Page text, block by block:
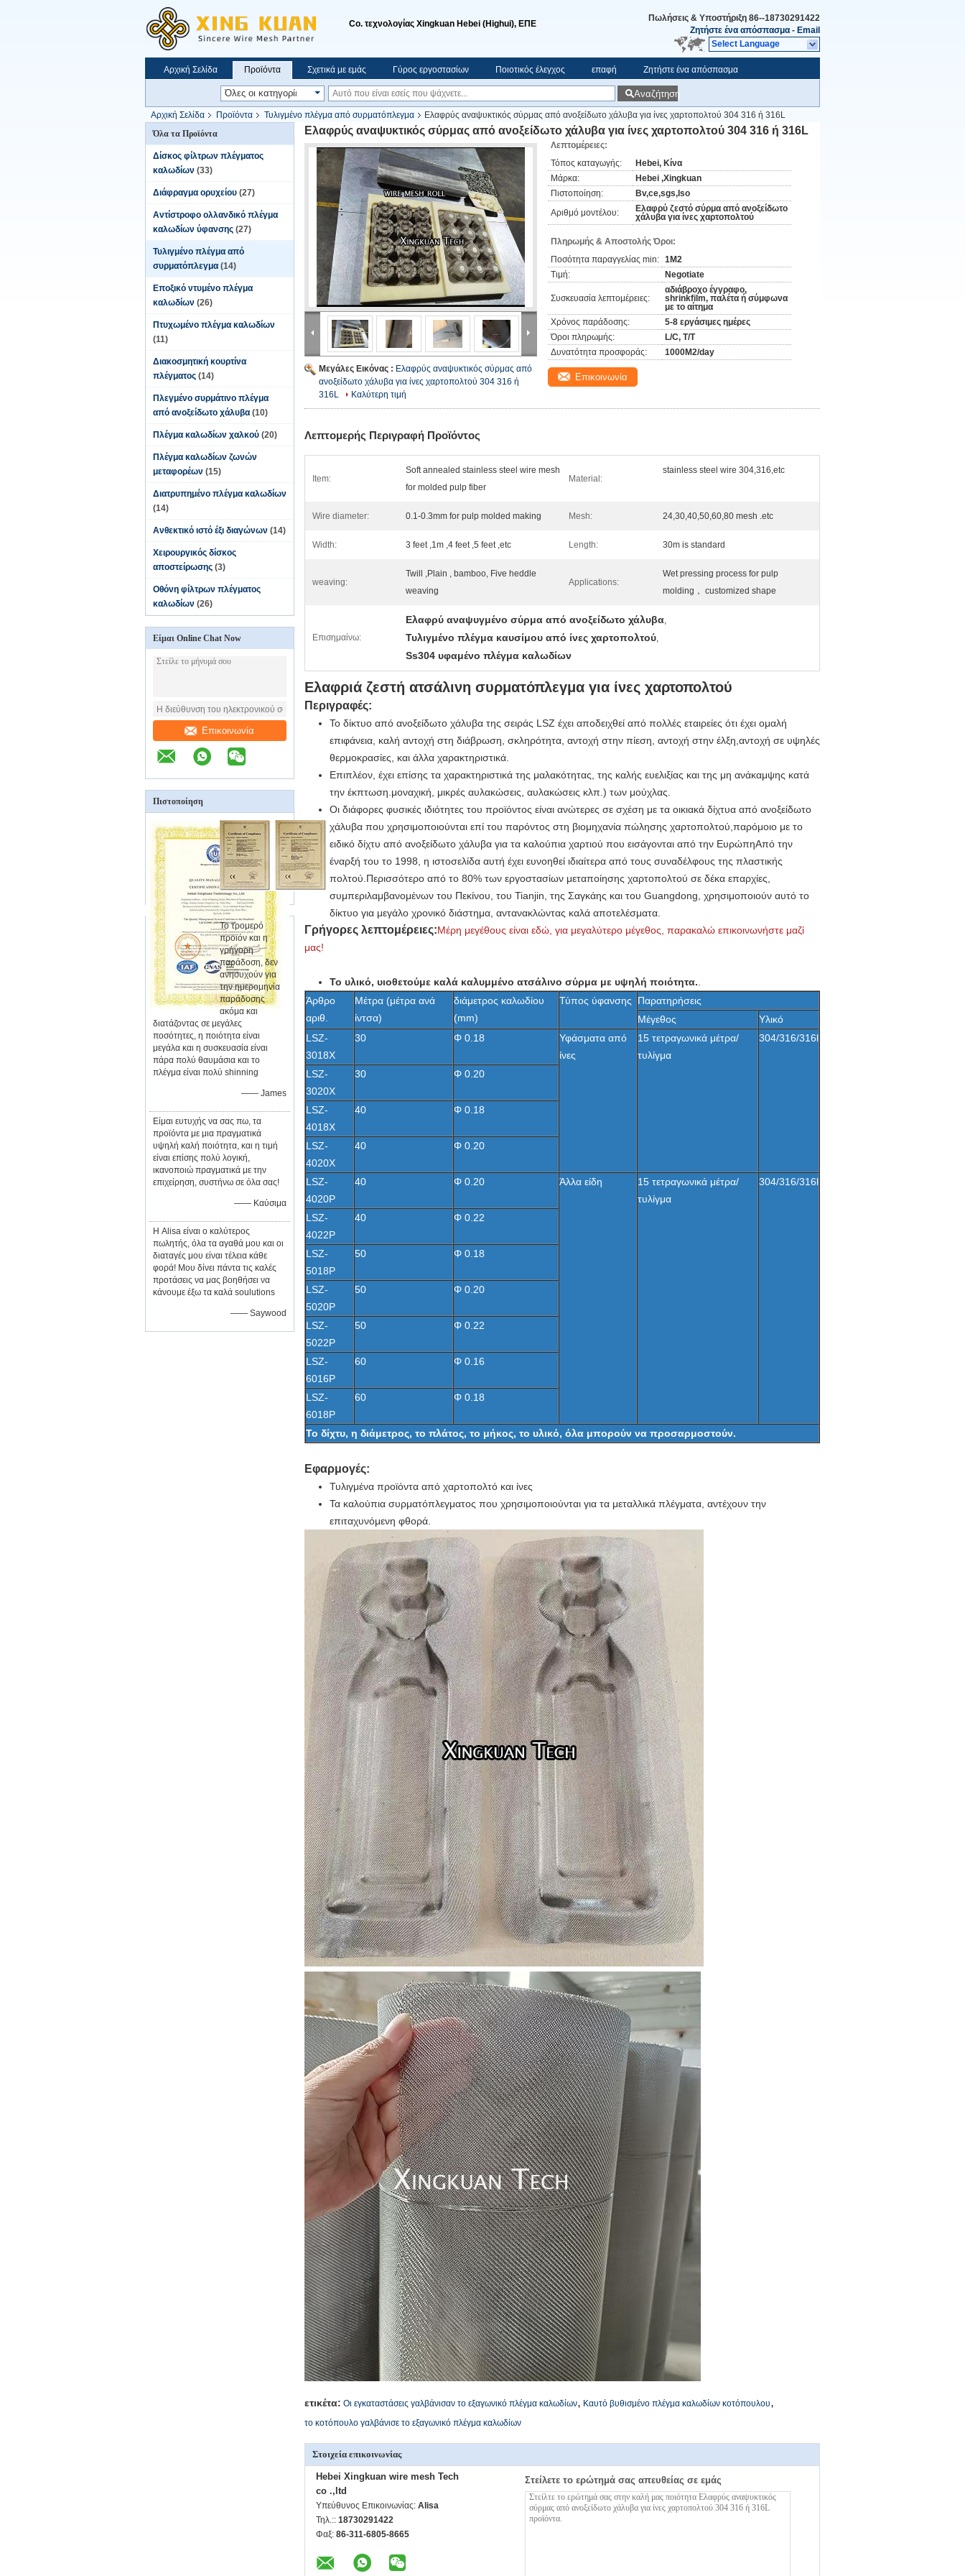
Co. τεχνολογίας Xingkuan Hebei (Highui), ΕΠΕ
Πωλήσεις & Υποστήριξη 86--18730291422
Ζητήστε ένα απόσπασμα - Email
Select Language
Αρχική Σελίδα Προϊόντα Σχετικά με εμάς Γύρος εργοστασίων Ποιοτικός έλεγχος επαφή Ζητήστε ένα απόσπασμα
Αναζήτηση
Αρχική Σελίδα Προϊόντα Τυλιγμένο πλέγμα από συρματόπλεγμα
Ελαφρύς αναψυκτικός σύρμας από ανοξείδωτο χάλυβα για ίνες χαρτοπολτού 304 316 ή 316L
Όλα τα Προϊόντα
Δίσκος φίλτρων πλέγματος
καλωδίων (33)
Διάφραγμα ορυχείου (27)
Αντίστροφο ολλανδικό πλέγμα
καλωδίων ύφανσης (27)
Τυλιγμένο πλέγμα από
συρματόπλεγμα (14)
Εποξικό ντυμένο πλέγμα
καλωδίων (26)
Πτυχωμένο πλέγμα καλωδίων
(11)
Διακοσμητική κουρτίνα
πλέγματος (14)
Πλεγμένο συρμάτινο πλέγμα
από ανοξείδωτο χάλυβα (10)
Πλέγμα καλωδίων χαλκού (20)
Πλέγμα καλωδίων ζωνών
μεταφορέων (15)
Διατρυπημένο πλέγμα καλωδίων
(14)
Ανθεκτικό ιστό έξι διαγώνων (14)
Χειρουργικός δίσκος
αποστείρωσης (3)
Οθόνη φίλτρων πλέγματος
καλωδίων (26)
Είμαι Online Chat Now
Επικοινωνία
Πιστοποίηση
Το τρομερό
προϊόν και η
γρήγορη
παράδοση, δεν
ανησυχούν για
την ημερομηνία
παράδοσης
ακόμα και
διατάζοντας σε μεγάλες
ποσότητες, η ποιότητα είναι
μεγάλα και η συσκευασία είναι
πάρα πολύ θαυμάσια και το
πλέγμα είναι πολύ shinning
—— James
Είμαι ευτυχής να σας πω, τα
προϊόντα με μια πραγματικά
υψηλή καλή ποιότητα, και η τιμή
είναι επίσης πολύ λογική,
ικανοποιώ πραγματικά με την
επιχείρηση, συστήνω σε όλα σας!
—— Καύσιμα
Η Alisa είναι ο καλύτερος
πωλητής, όλα τα αγαθά μου και οι
διαταγές μου είναι τέλεια κάθε
φορά! Μου δίνει πάντα τις καλές
προτάσεις να μας βοηθήσει να
κάνουμε έξω τα καλά soulutions
—— Saywood
Ελαφρύς αναψυκτικός σύρμας από ανοξείδωτο χάλυβα για ίνες χαρτοπολτού 304 316 ή 316L
Μεγάλες Εικόνας : Ελαφρύς αναψυκτικός σύρμας από
ανοξείδωτο χάλυβα για ίνες χαρτοπολτού 304 316 ή
316L
Καλύτερη τιμή
Λεπτομέρειες:
Τόπος καταγωγής:
Hebei, Κίνα
Μάρκα:
Hebei ,Xingkuan
Πιστοποίηση:
Bv,ce,sgs,Iso
Αριθμό μοντέλου:
Ελαφρύ ζεστό σύρμα από ανοξείδωτο
χάλυβα για ίνες χαρτοπολτού
Πληρωμής & Αποστολής Όροι:
Ποσότητα παραγγελίας min: 1M2
Τιμή:
Negotiate
Συσκευασία λεπτομέρειες:
αδιάβροχο έγγραφο,
shrinkfilm, παλέτα ή σύμφωνα
με το αίτημα
Χρόνος παράδοσης:
5-8 εργάσιμες ημέρες
Όροι πληρωμής:
L/C, T/T
Δυνατότητα προσφοράς:
1000M2/day
Επικοινωνία
Λεπτομερής Περιγραφή Προϊόντος
Item:
Soft annealed stainless steel wire mesh
for molded pulp fiber
Material:
stainless steel wire 304,316,etc
Wire diameter: 0.1-0.3mm for pulp molded making Mesh: 24,30,40,50,60,80 mesh .etc
Width: 3 feet ,1m ,4 feet ,5 feet ,etc Length: 30m is standard
weaving:
Twill ,Plain , bamboo, Five heddle
weaving
Applications:
Wet pressing process for pulp
molding， customized shape
Επισημαίνω:
Ελαφρύ αναψυγμένο σύρμα από ανοξείδωτο χάλυβα,
Τυλιγμένο πλέγμα καυσίμου από ίνες χαρτοπολτού,
Ss304 υφαμένο πλέγμα καλωδίων
Ελαφριά ζεστή ατσάλινη συρματόπλεγμα για ίνες χαρτοπολτού
Περιγραφές:
Το δίκτυο από ανοξείδωτο χάλυβα της σειράς LSZ έχει αποδειχθεί από πολλές εταιρείες ότι έχει ομαλή
επιφάνεια, καλή αντοχή στη διάβρωση, σκληρότητα, αντοχή στην πίεση, αντοχή στην έλξη,αντοχή σε υψηλές
θερμοκρασίες, και άλλα χαρακτηριστικά.
Επιπλέον, έχει επίσης τα χαρακτηριστικά της μαλακότητας, της καλής ευελιξίας και της μη ανάκαμψης κατά
την έκπτωση.μοναχική, μικρές αυλακώσεις, αυλακώσεις κλπ.) των μούχλας.
Οι διάφορες φυσικές ιδιότητες του προϊόντος είναι ανώτερες σε σχέση με τα οικιακά δίχτυα από ανοξείδωτο
χάλυβα που χρησιμοποιούνται επί του παρόντος στη βιομηχανία πώλησης χαρτοπολτού,παρόμοιο με το
ειδικό δίχτυ από ανοξείδωτο χάλυβα για τα καλούπια χαρτιού που εισάγονται από την ΕυρώπηΑπό την
έναρξή του το 1998, η ιστοσελίδα αυτή έχει ευνοηθεί ιδιαίτερα από τους συναδέλφους της πλαστικής
πολτού.Περισσότερο από το 80% των εργοστασίων μεταποίησης χαρτοπολτού σε δέκα επαρχίες,
συμπεριλαμβανομένων του Πεκίνου, του Tianjin, της Σαγκάης και του Guangdong, χρησιμοποιούν αυτό το
δίκτυο για μεγάλο χρονικό διάστημα, αντανακλώντας καλά αποτελέσματα.
Γρήγορες λεπτομέρειες:Μέρη μεγέθους είναι εδώ, για μεγαλύτερο μέγεθος, παρακαλώ επικοινωνήστε μαζί
μας!
Το υλικό, υιοθετούμε καλά καλυμμένο ατσάλινο σύρμα με υψηλή ποιότητα.
Άρθρο
αριθ.
Μέτρα (μέτρα ανά
ίντσα)
διάμετρος καλωδίου
(mm)
Τύπος ύφανσης
Παρατηρήσεις
Μέγεθος
Υλικό
LSZ-
3018X
30 Φ 0.18
Υφάσματα από
ίνες
15 τετραγωνικά μέτρα/
τυλίγμα
304/316/316l
LSZ-
3020X
30 Φ 0.20
LSZ-
4018X
40 Φ 0.18
LSZ-
4020X
40 Φ 0.20
LSZ-
4020P
40 Φ 0.20 Άλλα είδη
15 τετραγωνικά μέτρα/
τυλίγμα
304/316/316l
LSZ-
4022P
40 Φ 0.22
LSZ-
5018P
50 Φ 0.18
LSZ-
5020P
50 Φ 0.20
LSZ-
5022P
50 Φ 0.22
LSZ-
6016P
60 Φ 0.16
LSZ-
6018P
60 Φ 0.18
Το δίχτυ, η διάμετρος, το πλάτος, το μήκος, το υλικό, όλα μπορούν να προσαρμοστούν.
Εφαρμογές:
Τυλιγμένα προϊόντα από χαρτοπολτό και ίνες
Τα καλούπια συρματόπλεγματος που χρησιμοποιούνται για τα μεταλλικά πλέγματα, αντέχουν την
επιταχυνόμενη φθορά.
ετικέτα: Οι εγκαταστάσεις γαλβάνισαν το εξαγωνικό πλέγμα καλωδίων, Καυτό βυθισμένο πλέγμα καλωδίων κοτόπουλου,
το κοτόπουλο γαλβάνισε το εξαγωνικό πλέγμα καλωδίων
Στοιχεία επικοινωνίας
Hebei Xingkuan wire mesh Tech
co .,ltd
Υπεύθυνος Επικοινωνίας: Alisa
Τηλ.:: 18730291422
Φαξ: 86-311-6805-8665
Στείλετε το ερώτημά σας απευθείας σε εμάς